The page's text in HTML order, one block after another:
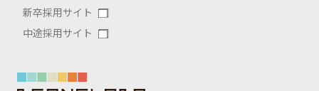
新卒採用サイト
中途採用サイト